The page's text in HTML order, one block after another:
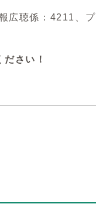
聴係：4211、プ
さい！